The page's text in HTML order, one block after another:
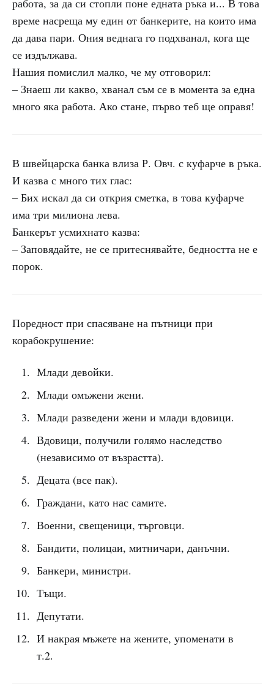
работа, за да си стопли поне едната ръка и... В това
време насреща му един от банкерите, на които има
да дава пари. Ония веднага го подхванал, кога ще
се издължава.
Нашия помислил малко, че му отговорил:
– Знаеш ли какво, хванал съм се в момента за една
много яка работа. Ако стане, първо теб ще оправя!
В швейцарска банка влиза Р. Овч. с куфарче в ръка.
И казва с много тих глас:
– Бих искал да си открия сметка, в това куфарче
има три милиона лева.
Банкерът усмихнато казва:
– Заповядайте, не се притеснявайте, бедността не е
порок.
Поредност при спасяване на пътници при
корабокрушение:
Млади девойки.
Млади омъжени жени.
Млади разведени жени и млади вдовици.
Вдовици, получили голямо наследство
(независимо от възрастта).
Децата (все пак).
Граждани, като нас самите.
Военни, свещеници, търговци.
Бандити, полицаи, митничари, данъчни.
Банкери, министри.
Тъщи.
Депутати.
И накрая мъжете на жените, упоменати в
т.2.